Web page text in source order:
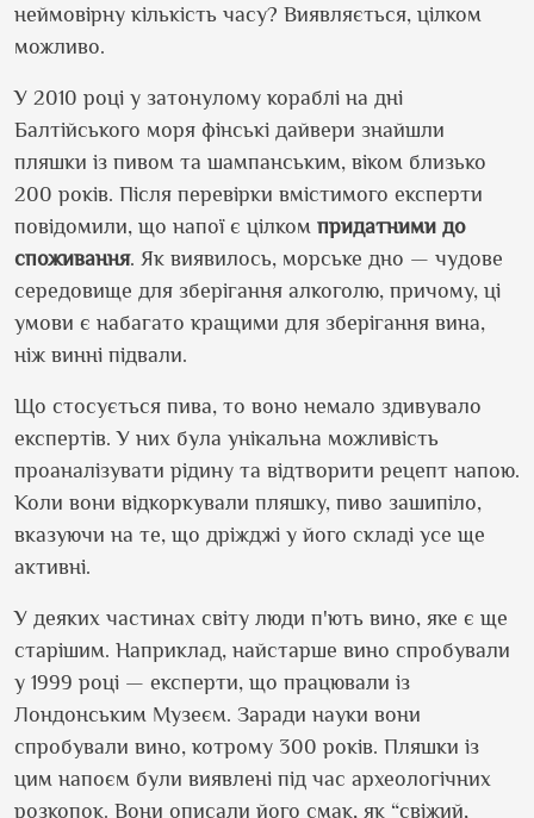
неймовірну кількість часу? Виявляється, цілком
можливо.
У 2010 році у затонулому кораблі на дні
Балтійського моря фінські дайвери знайшли
пляшки із пивом та шампанським, віком близько
200 років. Після перевірки вмістимого експерти
повідомили, що напої є цілком придатними до
споживання. Як виявилось, морське дно — чудове
середовище для зберігання алкоголю, причому, ці
умови є набагато кращими для зберігання вина,
ніж винні підвали.
Що стосується пива, то воно немало здивувало
експертів. У них була унікальна можливість
проаналізувати рідину та відтворити рецепт напою.
Коли вони відкоркували пляшку, пиво зашипіло,
вказуючи на те, що дріжджі у його складі усе ще
активні.
У деяких частинах світу люди п'ють вино, яке є ще
старішим. Наприклад, найстарше вино спробували
у 1999 році — експерти, що працювали із
Лондонським Музеєм. Заради науки вони
спробували вино, котрому 300 років. Пляшки із
цим напоєм були виявлені під час археологічних
розкопок. Вони описали його смак, як “свіжий,